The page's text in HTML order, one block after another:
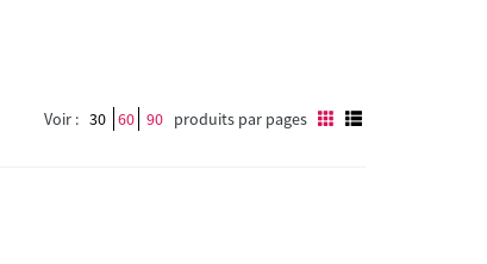
Voir : 30 60 90 produits par pages